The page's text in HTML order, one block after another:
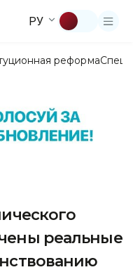
РУ
реформа
реальные